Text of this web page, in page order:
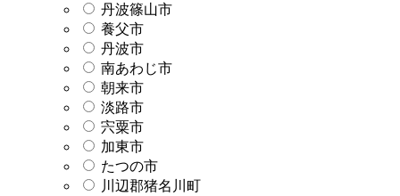
丹波篠山市
養父市
丹波市
南あわじ市
朝来市
淡路市
宍粟市
加東市
たつの市
川辺郡猪名川町